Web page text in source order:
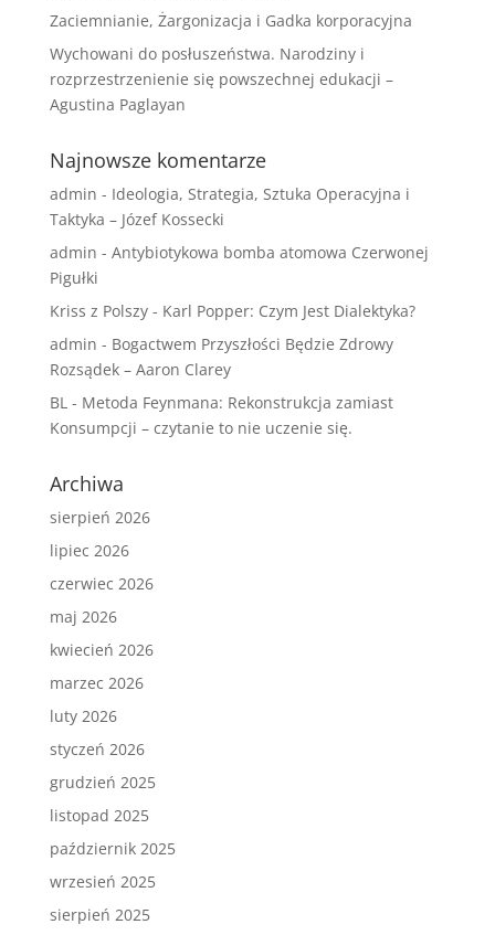
Zaciemnianie, Żargonizacja i Gadka korporacyjna
Wychowani do posłuszeństwa. Narodziny i
rozprzestrzenienie się powszechnej edukacji –
Agustina Paglayan
Najnowsze komentarze
admin - Ideologia, Strategia, Sztuka Operacyjna i
Taktyka – Józef Kossecki
admin - Antybiotykowa bomba atomowa Czerwonej
Pigułki
Kriss z Polszy- Karl Popper: Czym Jest Dialektyka?
admin - Bogactwem Przyszłości Będzie Zdrowy
Rozsądek – Aaron Clarey
BL- Metoda Feynmana: Rekonstrukcja zamiast
Konsumpcji – czytanie to nie uczenie się.
Archiwa
sierpień 2026
lipiec 2026
czerwiec 2026
maj 2026
kwiecień 2026
marzec 2026
luty 2026
styczeń 2026
grudzień 2025
listopad 2025
październik 2025
wrzesień 2025
sierpień 2025